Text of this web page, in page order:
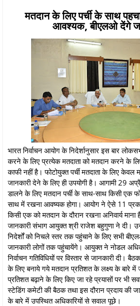
मतदान के लिए पर्ची के साथ
आवश्यक, बीएलओ देंगे
भारत निर्वाचन आयोग के निदेर्शानुसार इस बार
करने के लिए प्रत्येक मतदाता को मतदान करने के लिए
काफी नहीं है। फोटोयुक्त पर्ची मतदाता के लिए केवल
जानकारी देने के लिए ही उपयोगी है। आगामी 29
डालने के लिए मतदान पर्ची के साथ-साथ किसी एक
साथ में रखना आवष्यक होगा। आयोग ने ऐसे 11
किसी एक को मतदान के दौरान रखना अनिवार्य माना
जानकारी संभाग आयुक्त श्री राजेश बहुगुणा ने दी।
निदेर्शों को निचले स्तर तक पहुंचाने के लिए सभी
जानकारी लोगों तक पहुंचायेंगे। आयुक्त ने नोडल
निर्वाचन गतिविधियों पर विस्तार से जानकारी दी।
के लिए बनाये गये मतदान प्रतिशत के लक्ष्य के बारे में
प्रतिशत बढ़ाने के लिए किए जा रहे प्रयासों पर भी
स्टेडिंग कमेटी की बैठक तथा इस दौरान प्रदाय की
के बारे में उपस्थित अधिकारियों से सवाल पूछे।